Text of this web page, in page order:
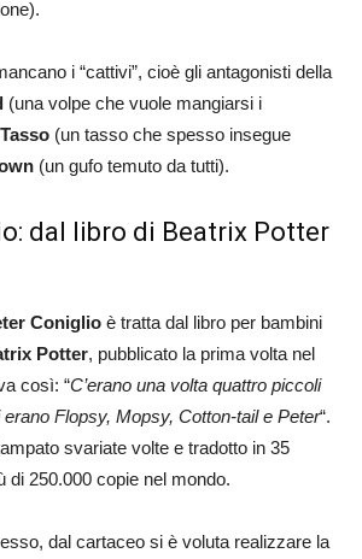
i “cattivi”, cioè gli antagonisti della
(una volpe che vuole mangiarsi i
(un tasso che spesso insegue
(un gufo temuto da tutti).
dal libro di Beatrix Potter
Coniglio è tratta dal libro per bambini
Potter, pubblicato la prima volta nel
così: “C’erano una volta quattro piccoli
Flopsy, Mopsy, Cotton-tail e Peter“.
svariate volte e tradotto in 35
di 250.000 copie nel mondo.
dal cartaceo si è voluta realizzare la